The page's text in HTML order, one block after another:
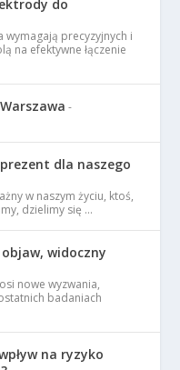
do
wymagają precyzyjnych i
na efektywne łączenie
-
dla naszego
w naszym życiu, ktoś,
dzielimy się …
widoczny
nowe wyzwania,
badaniach
na ryzyko